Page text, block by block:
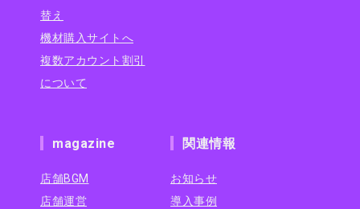
替え
機材購入サイトへ
複数アカウント割引
について
magazine
店舗BGM
店舗運営
関連情報
お知らせ
導入事例